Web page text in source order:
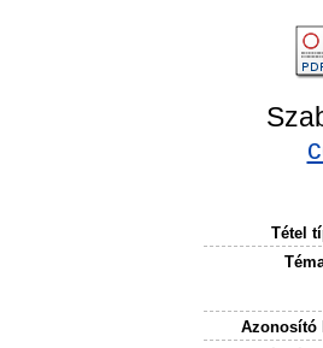
Tétel
Azonosító